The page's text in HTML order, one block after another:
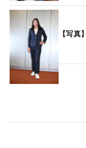
【写